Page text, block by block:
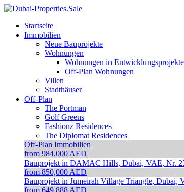
Startseite
Immobilien
Neue Bauprojekte
Wohnungen
Wohnungen in
Off-Plan Wohnungen
Villen
Stadthäuser
Off-Plan
The Portman
Golf Greens
Fashionz Residences
The Diplomat Residences
Off-Plan Immobilien
from 984,000 AED
Bauprojekt in DAMAC Hills, Dubai, VAE, Nr.
from 850,000 AED
Bauprojekt in Jumeirah Village Triangle, Dubai,
from 649,888 AED